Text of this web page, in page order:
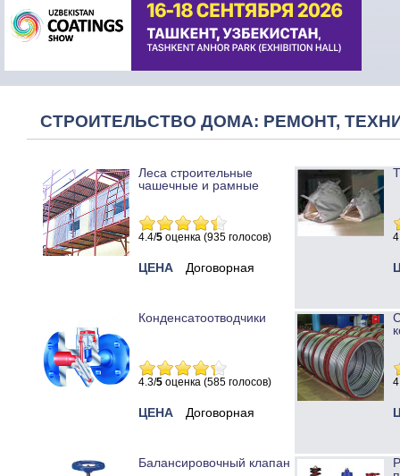
СТРОИТЕЛЬСТВО ДОМА: РЕМОНТ,
Леса строительные
чашечные и рамные
4.4/5 оценка (935 голосов)
ЦЕНА Договорная
Конденсатоотводчики
4.3/5 оценка (585 голосов)
ЦЕНА Договорная
Балансировочный клапан